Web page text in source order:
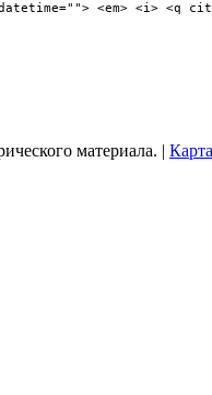
<em> <i> <q
материала. |